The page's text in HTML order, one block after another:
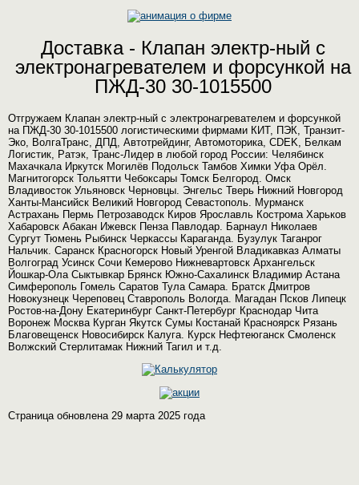
Доставка - Клапан электр-ный с
электронагревателем и форсункой на
ПЖД-30 30-1015500
Отгружаем Клапан электр-ный с электронагревателем и форсункой
на ПЖД-30 30-1015500 логистическими фирмами КИТ, ПЭК, Транзит-
Эко, ВолгаТранс, ДПД, Автотрейдинг, Автомоторика, CDEK, Белкам
Логистик, Ратэк, Транс-Лидер в любой город России: Челябинск
Махачкала Иркутск Могилёв Подольск Тамбов Химки Уфа Орёл.
Магнитогорск Тольятти Чебоксары Томск Белгород. Омск
Владивосток Ульяновск Черновцы. Энгельс Тверь Нижний Новгород
Ханты-Мансийск Великий Новгород Севастополь. Мурманск
Астрахань Пермь Петрозаводск Киров Ярославль Кострома Харьков
Хабаровск Абакан Ижевск Пенза Павлодар. Барнаул Николаев
Сургут Тюмень Рыбинск Черкассы Караганда. Бузулук Таганрог
Нальчик. Саранск Красногорск Новый Уренгой Владикавказ Алматы
Волгоград Усинск Сочи Кемерово Нижневартовск Архангельск
Йошкар-Ола Сыктывкар Брянск Южно-Сахалинск Владимир Астана
Симферополь Гомель Саратов Тула Самара. Братск Дмитров
Новокузнецк Череповец Ставрополь Вологда. Магадан Псков Липецк
Ростов-на-Дону Екатеринбург Санкт-Петербург Краснодар Чита
Воронеж Москва Курган Якутск Сумы Костанай Красноярск Рязань
Благовещенск Новосибирск Калуга. Курск Нефтеюганск Смоленск
Волжский Стерлитамак Нижний Тагил и т.д.
Страница обновлена 29 марта 2025 года